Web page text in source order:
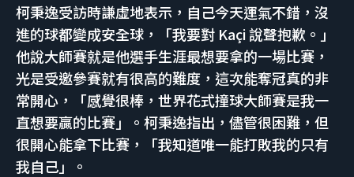
柯秉逸受訪時謙虛地表示，自己今天運氣不錯，沒
進的球都變成安全球，「我要對 Kaçi 說聲抱歉。」
他說大師賽就是他選手生涯最想要拿的一場比賽，
光是受邀參賽就有很高的難度，這次能奪冠真的非
常開心，「感覺很棒，世界花式撞球大師賽是我一
直想要贏的比賽」。柯秉逸指出，儘管很困難，但
很開心能拿下比賽，「我知道唯一能打敗我的只有
我自己」。